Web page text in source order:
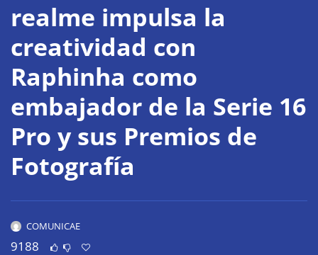
realme impulsa la
creatividad con
Raphinha como
embajador de la Serie 16
Pro y sus Premios de
Fotografía
COMUNICAE
9188